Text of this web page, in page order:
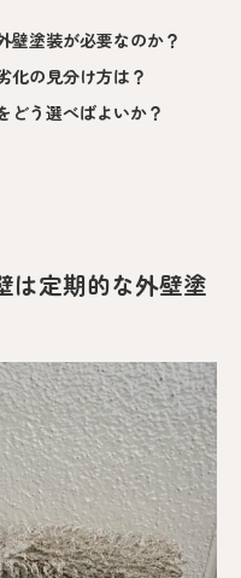
壁塗装が必要なのか？
化の見分け方は？
どう選べばよいか？
定期的な外壁塗